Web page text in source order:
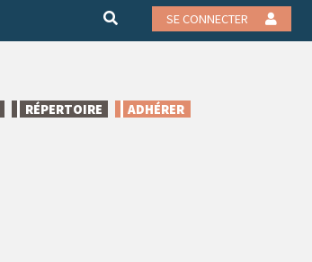
SE CONNECTER
RÉPERTOIRE ADHÉRER